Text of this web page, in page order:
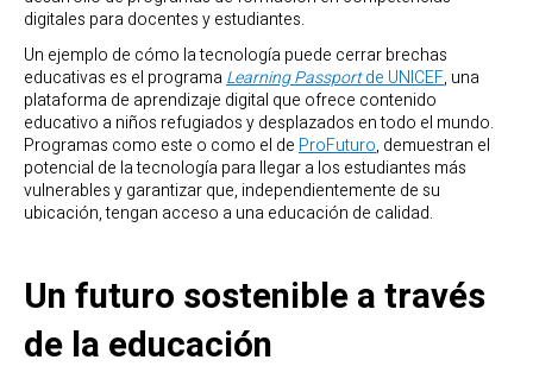
digitales para docentes y estudiantes.
Un ejemplo de cómo la tecnología puede cerrar brechas
educativas es el programa Learning Passportde UNICEF, una
plataforma de aprendizaje digital que ofrece contenido
educativo a niños refugiados y desplazados en todo el mundo.
Programas como este o como el de ProFuturo, demuestran el
potencial de la tecnología para llegar a los estudiantes más
vulnerables y garantizar que, independientemente de su
ubicación, tengan acceso a una educación de calidad.
Un futuro sostenible a través
de la educación